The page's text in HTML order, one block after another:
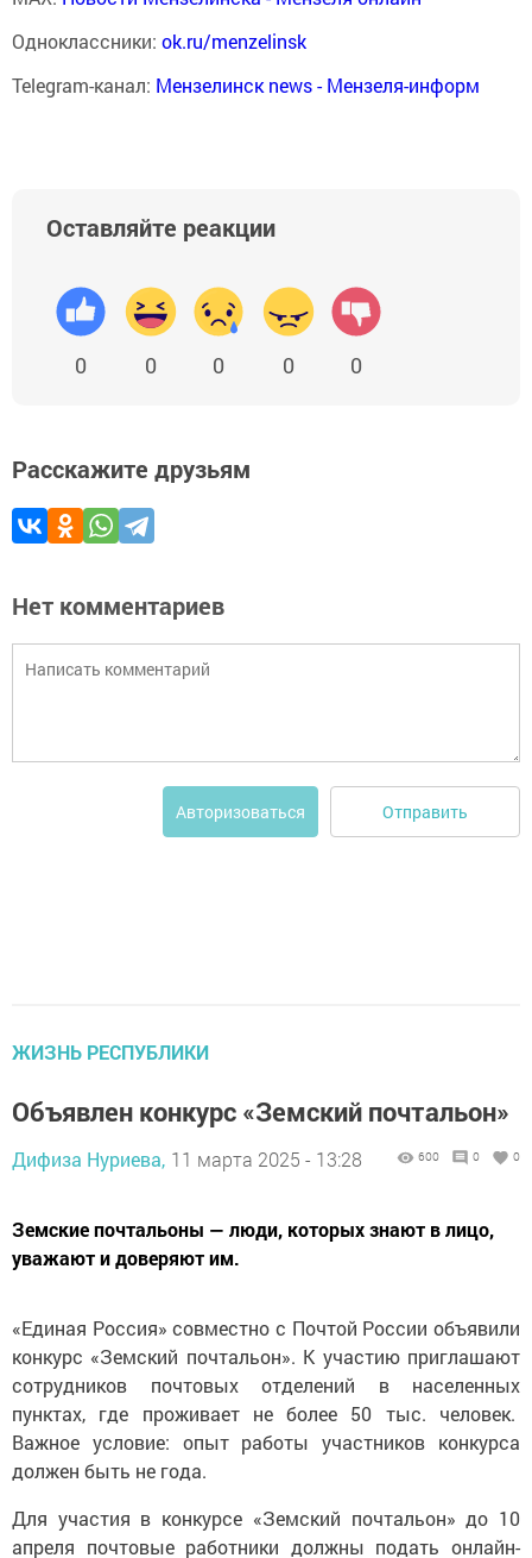
Одноклассники: ok.ru/menzelinsk
Telegram-канал: Мензелинск news - Мензеля-информ
Оставляйте реакции
0 0 0 0 0
Расскажите друзьям
Нет комментариев
Авторизоваться Отправить
ЖИЗНЬ РЕСПУБЛИКИ
Объявлен конкурс «Земский почтальон»
Дифиза Нуриева, 11 марта 2025 - 13:28 600 0 0
Земские почтальоны — люди, которых знают в лицо,
уважают и доверяют им.
«Единая Россия» совместно с Почтой России объявили
конкурс «Земский почтальон». К участию приглашают
сотрудников почтовых отделений в населенных
пунктах, где проживает не более 50 тыс. человек.
Важное условие: опыт работы участников конкурса
должен быть не года.
Для участия в конкурсе «Земский почтальон» до 10
апреля почтовые работники должны подать онлайн-